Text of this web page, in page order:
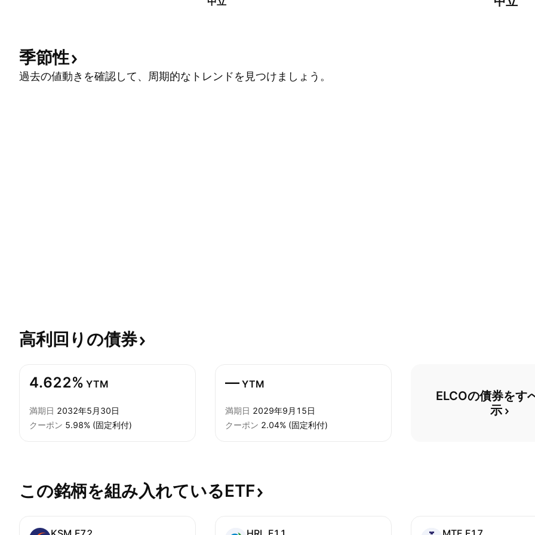
季節性
過去の値動きを確認して、周期的なトレンドを見つけましょう。
高利回りの債券
4.622% YTM
満期日 2032年5月30日
クーポン 5.98% (固定利付)
— YTM
満期日 2029年9月15日
クーポン 2.04% (固定利付)
ELCOの債券をす
示
この銘柄を組み入れているETF